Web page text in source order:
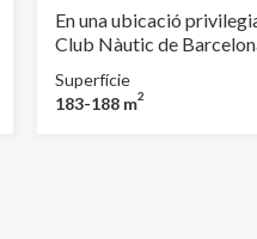
En una ubicació
Club Nàutic de
d'una acurada
històric edifici, tenim
Superfície
183-188 m2